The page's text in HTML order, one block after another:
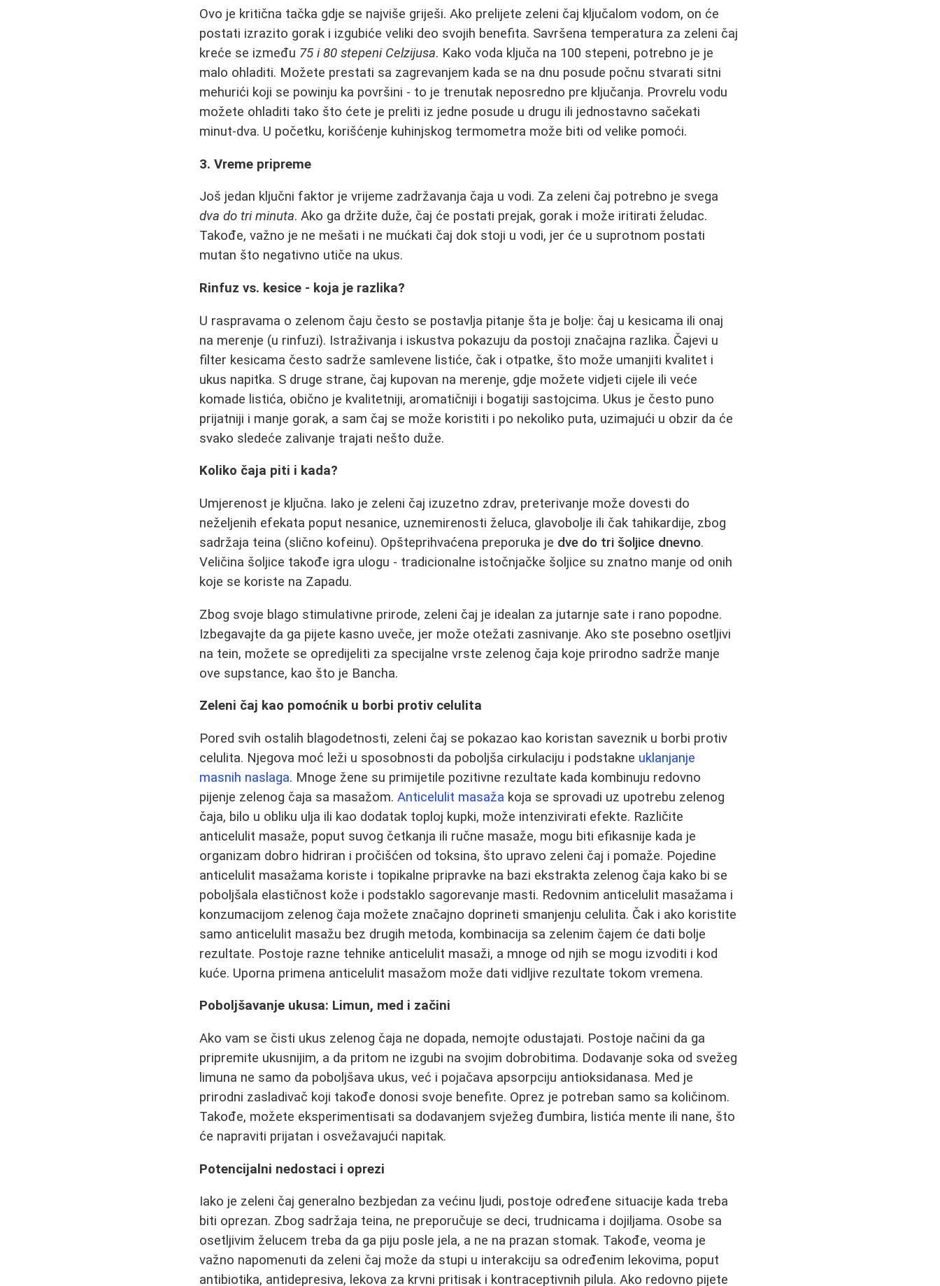
Ovo je kritična tačka gdje se najviše griješi. Ako prelijete zeleni čaj ključalom vodom, on će
postati izrazito gorak i izgubiće veliki deo svojih benefita. Savršena temperatura za zeleni čaj
kreće se između 75 i 80 stepeni Celzijusa. Kako voda ključa na 100 stepeni, potrebno je je
malo ohladiti. Možete prestati sa zagrevanjem kada se na dnu posude počnu stvarati sitni
mehurići koji se powinju ka površini - to je trenutak neposredno pre ključanja. Provrelu vodu
možete ohladiti tako što ćete je preliti iz jedne posude u drugu ili jednostavno sačekati
minut-dva. U početku, korišćenje kuhinjskog termometra može biti od velike pomoći.
3. Vreme pripreme
Još jedan ključni faktor je vrijeme zadržavanja čaja u vodi. Za zeleni čaj potrebno je svega
dva do tri minuta. Ako ga držite duže, čaj će postati prejak, gorak i može iritirati želudac.
Takođe, važno je ne mešati i ne mućkati čaj dok stoji u vodi, jer će u suprotnom postati
mutan što negativno utiče na ukus.
Rinfuz vs. kesice - koja je razlika?
U raspravama o zelenom čaju često se postavlja pitanje šta je bolje: čaj u kesicama ili onaj
na merenje (u rinfuzi). Istraživanja i iskustva pokazuju da postoji značajna razlika. Čajevi u
filter kesicama često sadrže samlevene listiće, čak i otpatke, što može umanjiti kvalitet i
ukus napitka. S druge strane, čaj kupovan na merenje, gdje možete vidjeti cijele ili veće
komade listića, obično je kvalitetniji, aromatičniji i bogatiji sastojcima. Ukus je često puno
prijatniji i manje gorak, a sam čaj se može koristiti i po nekoliko puta, uzimajući u obzir da će
svako sledeće zalivanje trajati nešto duže.
Koliko čaja piti i kada?
Umjerenost je ključna. Iako je zeleni čaj izuzetno zdrav, preterivanje može dovesti do
neželjenih efekata poput nesanice, uznemirenosti želuca, glavobolje ili čak tahikardije, zbog
sadržaja teina (slično kofeinu). Opšteprihvaćena preporuka je dve do tri šoljice dnevno.
Veličina šoljice takođe igra ulogu - tradicionalne istočnjačke šoljice su znatno manje od onih
koje se koriste na Zapadu.
Zbog svoje blago stimulativne prirode, zeleni čaj je idealan za jutarnje sate i rano popodne.
Izbegavajte da ga pijete kasno uveče, jer može otežati zasnivanje. Ako ste posebno osetljivi
na tein, možete se opredijeliti za specijalne vrste zelenog čaja koje prirodno sadrže manje
ove supstance, kao što je Bancha.
Zeleni čaj kao pomoćnik u borbi protiv celulita
Pored svih ostalih blagodetnosti, zeleni čaj se pokazao kao koristan saveznik u borbi protiv
celulita. Njegova moć leži u sposobnosti da poboljša cirkulaciju i podstakne uklanjanje
masnih naslaga. Mnoge žene su primijetile pozitivne rezultate kada kombinuju redovno
pijenje zelenog čaja sa masažom.Anticelulit masaža koja se sprovadi uz upotrebu zelenog
čaja, bilo u obliku ulja ili kao dodatak toploj kupki, može intenzivirati efekte. Različite
anticelulit masaže, poput suvog četkanja ili ručne masaže, mogu biti efikasnije kada je
organizam dobro hidriran i pročišćen od toksina, što upravo zeleni čaj i pomaže. Pojedine
anticelulit masažama koriste i topikalne pripravke na bazi ekstrakta zelenog čaja kako bi se
poboljšala elastičnost kože i podstaklo sagorevanje masti. Redovnim anticelulit masažama i
konzumacijom zelenog čaja možete značajno doprineti smanjenju celulita. Čak i ako koristite
samo anticelulit masažu bez drugih metoda, kombinacija sa zelenim čajem će dati bolje
rezultate. Postoje razne tehnike anticelulit masaži, a mnoge od njih se mogu izvoditi i kod
kuće. Uporna primena anticelulit masažom može dati vidljive rezultate tokom vremena.
Poboljšavanje ukusa: Limun, med i začini
Ako vam se čisti ukus zelenog čaja ne dopada, nemojte odustajati. Postoje načini da ga
pripremite ukusnijim, a da pritom ne izgubi na svojim dobrobitima. Dodavanje soka od svežeg
limuna ne samo da poboljšava ukus, već i pojačava apsorpciju antioksidanasa. Med je
prirodni zasladivač koji takođe donosi svoje benefite. Oprez je potreban samo sa količinom.
Takođe, možete eksperimentisati sa dodavanjem svježeg đumbira, listića mente ili nane, što
će napraviti prijatan i osvežavajući napitak.
Potencijalni nedostaci i oprezi
Iako je zeleni čaj generalno bezbjedan za većinu ljudi, postoje određene situacije kada treba
biti oprezan. Zbog sadržaja teina, ne preporučuje se deci, trudnicama i dojiljama. Osobe sa
osetljivim želucem treba da ga piju posle jela, a ne na prazan stomak. Takođe, veoma je
važno napomenuti da zeleni čaj može da stupi u interakciju sa određenim lekovima, poput
antibiotika, antidepresiva, lekova za krvni pritisak i kontraceptivnih pilula. Ako redovno pijete